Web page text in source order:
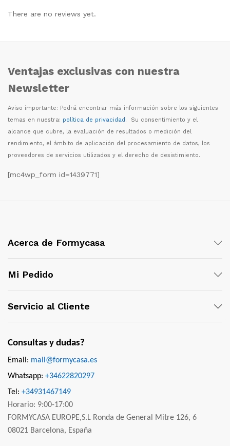
There are no reviews yet.
Ventajas exclusivas con nuestra
Newsletter
Aviso importante: Podrá encontrar más información sobre los siguientes
temas en nuestra: política de privacidad. Su consentimiento y el
alcance que cubre, la evaluación de resultados o medición del
rendimiento, el ámbito de aplicación del procesamiento de datos, los
proveedores de servicios utilizados y el derecho de desistimiento.
[mc4wp_form id=1439771]
Acerca de Formycasa
Mi Pedido
Servicio al Cliente
Consultas y dudas?
Email: mail@formycasa.es
Whatsapp: +34622820297
Tel: +34931467149
Horario: 9:00-17:00
FORMYCASA EUROPE,S.L Ronda de General Mitre 126, 6
08021 Barcelona, España